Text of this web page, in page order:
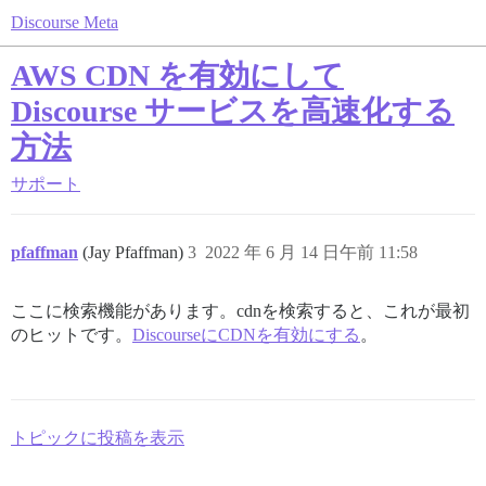
Discourse Meta
AWS CDN を有効にして
Discourse サービスを高速化する
方法
サポート
pfaffman (Jay Pfaffman) 2022 年 6 月 14 日午前 11:58
3
ここに検索機能があります。cdnを検索すると、これが最初
のヒットです。 DiscourseにCDNを有効にする 。
トピックに投稿を表示